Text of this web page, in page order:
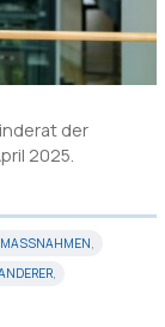
der
2025.
,
,